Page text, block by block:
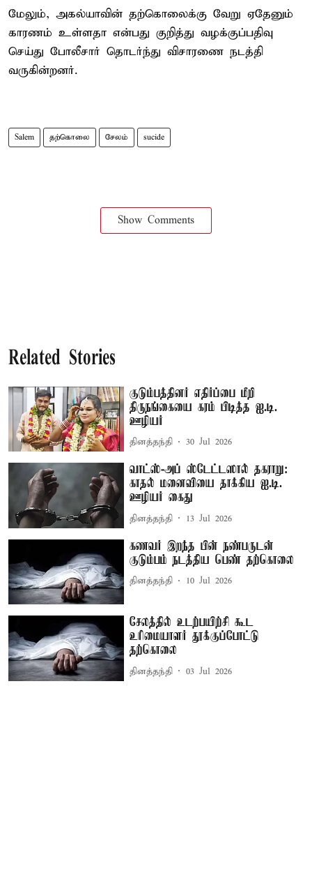
மேலும், அகல்யாவின் தற்கொலைக்கு வேறு ஏதேனும்
காரணம் உள்ளதா என்பது குறித்து வழக்குப்பதிவு
செய்து போலீசார் தொடர்ந்து விசாரணை நடத்தி
வருகின்றனர்.
Salem தற்கொலை சேலம் sucide
Show Comments
Related Stories
குடும்பத்தினர் எதிர்ப்பை மீறி
திருநங்கையை கரம் பிடித்த ஐ.டி.
ஊழியர்
தினத்தந்தி 30 Jul 2026
வாட்ஸ்-அப் ஸ்டேட்டஸால் தகராறு:
காதல் மனைவியை தாக்கிய ஐ.டி.
ஊழியர் கைது
தினத்தந்தி 13 Jul 2026
கணவர் இறந்த பின் நண்பருடன்
குடும்பம் நடத்திய பெண் தற்கொலை
தினத்தந்தி 10 Jul 2026
சேலத்தில் உடற்பயிற்சி கூட
உரிமையாளர் தூக்குப்போட்டு
தற்கொலை
தினத்தந்தி 03 Jul 2026